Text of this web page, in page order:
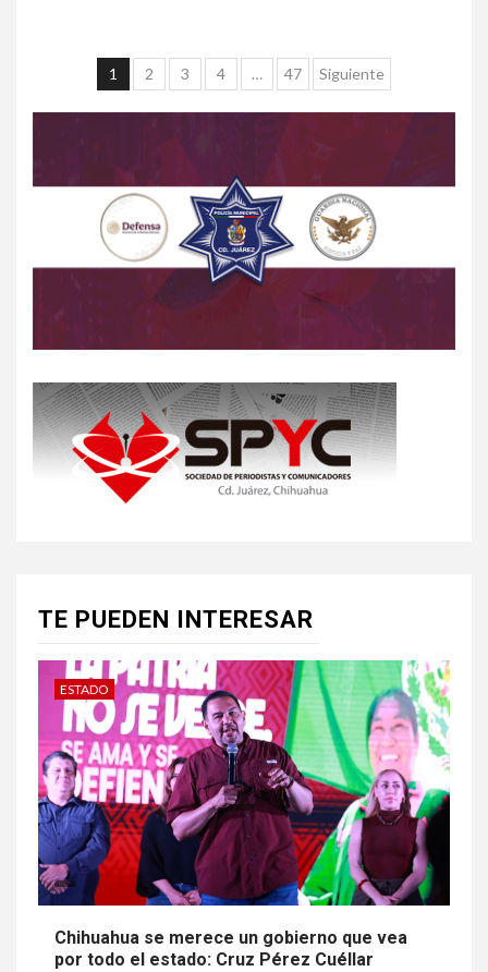
1 2 3 4 … 47 Siguiente
TE PUEDEN INTERESAR
ESTADO
Chihuahua se merece un gobierno que vea
por todo el estado: Cruz Pérez Cuéllar